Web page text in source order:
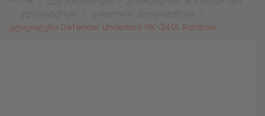
კლავიატურა Defender Underlord GK-340L Rainbow